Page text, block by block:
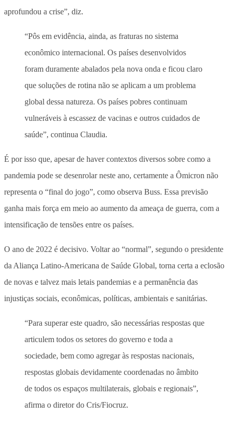
aprofundou a crise”, diz.
“Pôs em evidência, ainda, as fraturas no sistema
econômico internacional. Os países desenvolvidos
foram duramente abalados pela nova onda e ficou claro
que soluções de rotina não se aplicam a um problema
global dessa natureza. Os países pobres continuam
vulneráveis à escassez de vacinas e outros cuidados de
saúde”, continua Claudia.
É por isso que, apesar de haver contextos diversos sobre como a
pandemia pode se desenrolar neste ano, certamente a Ômicron não
representa o “final do jogo”, como observa Buss. Essa previsão
ganha mais força em meio ao aumento da ameaça de guerra, com a
intensificação de tensões entre os países.
O ano de 2022 é decisivo. Voltar ao “normal”, segundo o presidente
da Aliança Latino-Americana de Saúde Global, torna certa a eclosão
de novas e talvez mais letais pandemias e a permanência das
injustiças sociais, econômicas, políticas, ambientais e sanitárias.
“Para superar este quadro, são necessárias respostas que
articulem todos os setores do governo e toda a
sociedade, bem como agregar às respostas nacionais,
respostas globais devidamente coordenadas no âmbito
de todos os espaços multilaterais, globais e regionais”,
afirma o diretor do Cris/Fiocruz.